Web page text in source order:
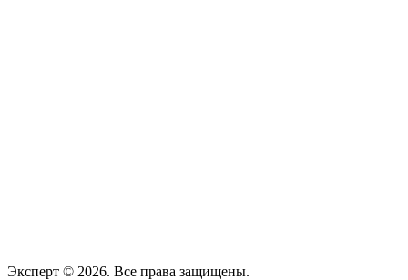
Эксперт © 2026. Все права защищены.